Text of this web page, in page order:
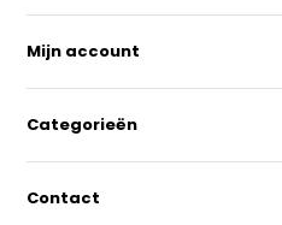
Mijn account
Categorieën
Contact